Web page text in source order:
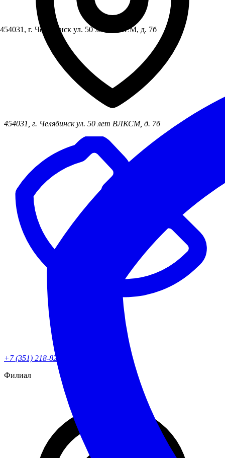
454031, г. Челябинск ул. 50 лет ВЛКСМ, д. 7б
454031, г. Челябинск ул. 50 лет ВЛКСМ, д. 7б
+7 (351) 218-82-90
Филиал